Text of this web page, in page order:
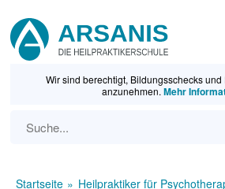
Wir sind berechtigt, Bildungsschecks
anzunehmen.Mehr
Startseite Heilpraktiker für